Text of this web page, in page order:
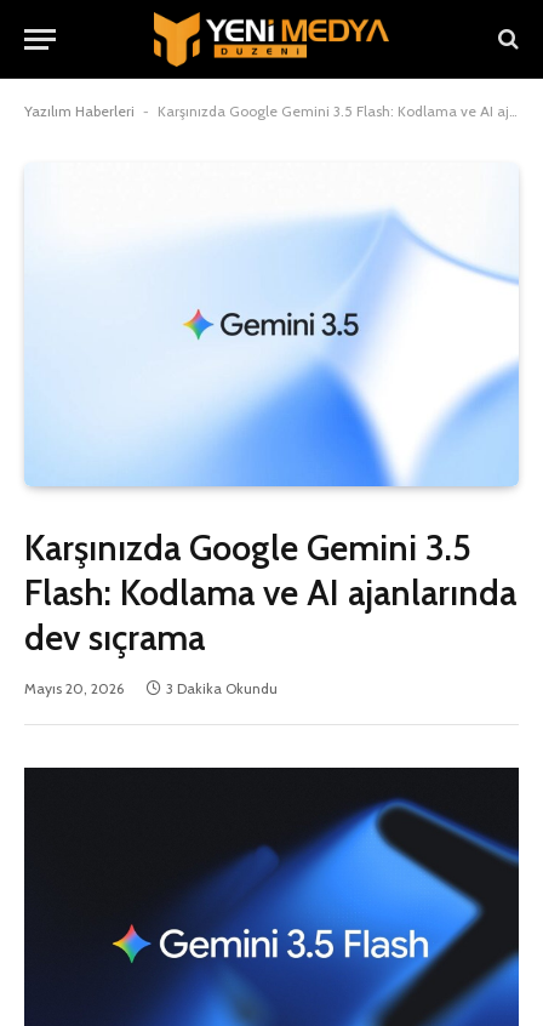
Yazılım Haberleri - Karşınızda Google Gemini 3.5 Flash: Kodlama ve AI ajanlarında dev sıçrama
Karşınızda Google Gemini 3.5
Flash: Kodlama ve AI ajanlarında
dev sıçrama
Mayıs 20, 2026 3 Dakika Okundu